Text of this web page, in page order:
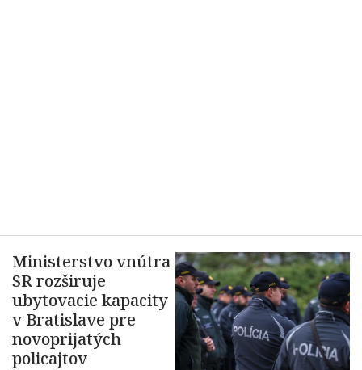
Ministerstvo vnútra
SR rozširuje
ubytovacie kapacity
v Bratislave pre
novoprijatých
policajtov